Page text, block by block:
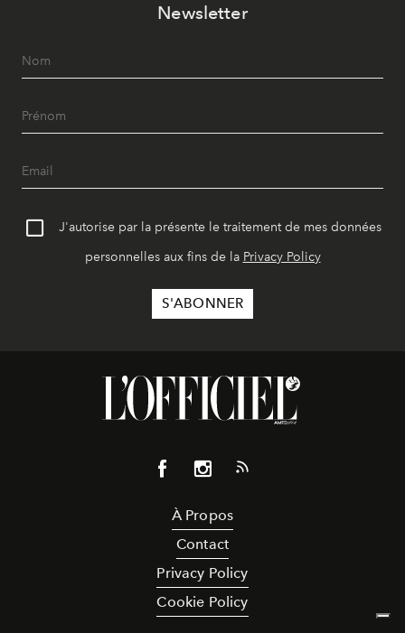
Newsletter
J'autorise par la présente le traitement de mes données
personnelles aux fins de la Privacy Policy
À Propos
Contact
Privacy Policy
Cookie Policy